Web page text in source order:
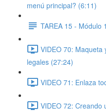
menú principal? (6:11)
TAREA 15 - Módulo 1
VIDEO 70: Maqueta
legales (27:24)
VIDEO 71: Enlaza
VIDEO 72: Creando